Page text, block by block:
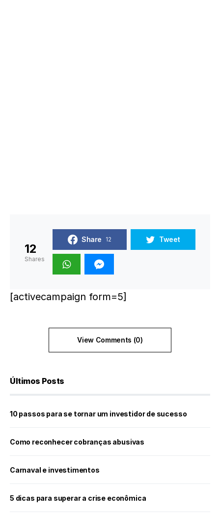
12
Shares
Share 12 Tweet
[activecampaign form=5]
View Comments (0)
Últimos Posts
10 passos para se tornar um investidor de sucesso
Como reconhecer cobranças abusivas
Carnaval e investimentos
5 dicas para superar a crise econômica